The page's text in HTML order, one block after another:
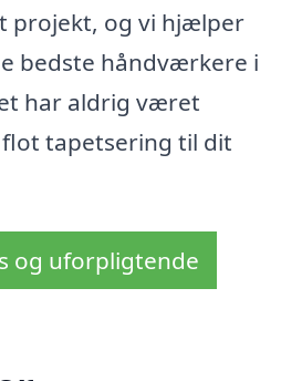
projekt, og vi hjælper
bedste håndværkere i
har aldrig været
tapetsering til dit
og uforpligtende